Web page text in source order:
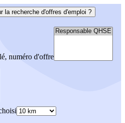
la recherche d'offres d'emploi ?
numéro d'offre